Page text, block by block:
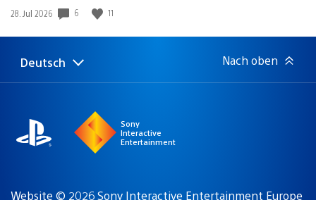
Veröffentlichungsdatum:
28. Jul 2026 6 11
Select
a
Aktuelle
Region:
Deutsch Nach oben
Sony
Interactive
Entertainment
Website © 2026 Sony Interactive Entertainment Europe